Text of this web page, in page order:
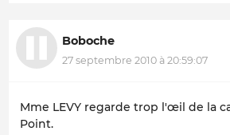
Boboche
27 septembre 2010 à 20:59:07
Mme LEVY regarde trop l'œil de la
Point.